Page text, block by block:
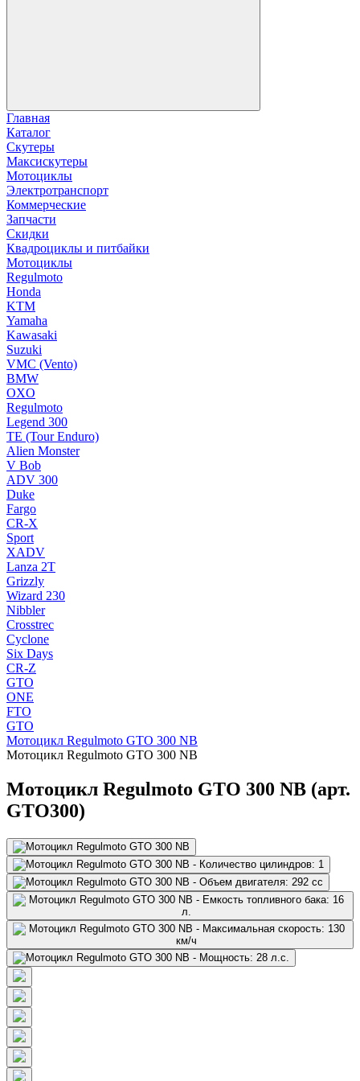
Главная
Каталог
Скутеры
Максискутеры
Мотоциклы
Электротранспорт
Коммерческие
Запчасти
Скидки
Квадроциклы и питбайки
Мотоциклы
Regulmoto
Honda
KTM
Yamaha
Kawasaki
Suzuki
VMC (Vento)
BMW
OXO
Regulmoto
Legend 300
TE (Tour Enduro)
Alien Monster
V Bob
ADV 300
Duke
Fargo
CR-X
Sport
XADV
Lanza 2T
Grizzly
Wizard 230
Nibbler
Crosstrec
Cyclone
Six Days
CR-Z
GTO
ONE
FTO
GTO
Мотоцикл Regulmoto GTO 300 NB
Мотоцикл Regulmoto GTO 300 NB
Мотоцикл Regulmoto GTO 300 NB (арт.
GTO300)